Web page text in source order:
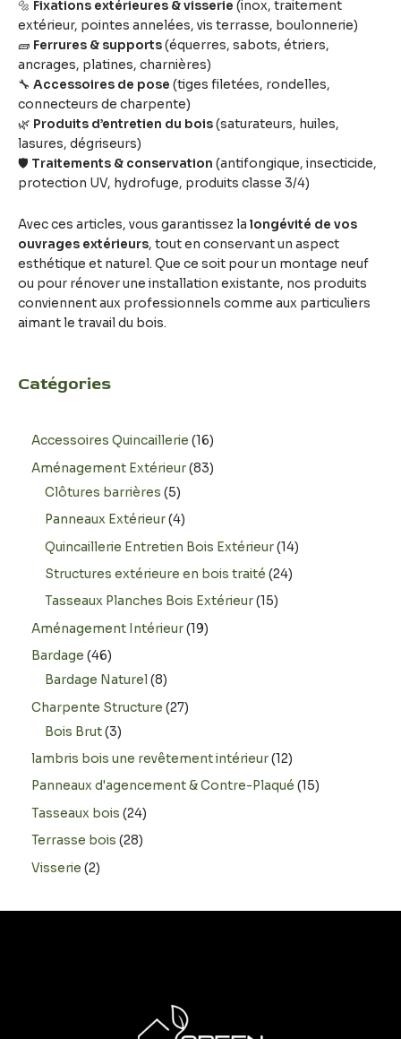
Catégories
Accessoires Quincaillerie 16
Aménagement Extérieur 83
Clôtures barrières 5
Panneaux Extérieur 4
Quincaillerie Entretien Bois Extérieur 14
Structures extérieure en bois traité 24
Tasseaux Planches Bois Extérieur 15
Aménagement Intérieur 19
Bardage 46
Bardage Naturel 8
Charpente Structure 27
Bois Brut 3
lambris bois une revêtement intérieur 12
Panneaux d'agencement & Contre-Plaqué 15
Tasseaux bois 24
Terrasse bois 28
Visserie 2
🔩 Fixations extérieures & visserie (inox, traitement
extérieur, pointes annelées, vis terrasse, boulonnerie)
🧱 Ferrures & supports(équerres, sabots, étriers,
ancrages, platines, charnières)
🔧 Accessoires de pose (tiges filetées, rondelles,
connecteurs de charpente)
🌿 Produits d’entretien du bois(saturateurs, huiles,
lasures, dégriseurs)
🛡 Traitements & conservation (antifongique, insecticide,
protection UV, hydrofuge, produits classe 3/4)
Avec ces articles, vous garantissez la longévité de vos
ouvrages extérieurs, tout en conservant un aspect
esthétique et naturel. Que ce soit pour un montage neuf
ou pour rénover une installation existante, nos produits
conviennent aux professionnels comme aux particuliers
aimant le travail du bois.